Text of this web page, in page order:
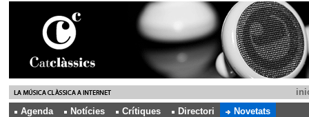
Agenda
Notícies Crítiques Directori Novetats